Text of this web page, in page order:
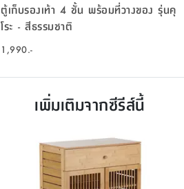
ตู้เก็บรองเท้า 4 ชั้น พร้อมที่วางของ รุ่นคุ
โระ - สีธรรมชาติ
1,990.-
เพิ่มเติมจากซีรีส์นี้